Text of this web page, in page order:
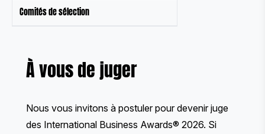
Comités de sélection
À vous de juger
Nous vous invitons à postuler pour devenir juge
des International Business Awards® 2026. Si